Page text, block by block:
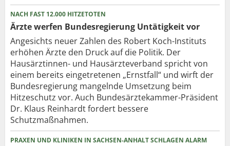
NACH FAST 12.000 HITZETOTEN
Ärzte werfen Bundesregierung Untätigkeit vor
Angesichts neuer Zahlen des Robert Koch-Instituts
erhöhen Ärzte den Druck auf die Politik. Der
Hausärztinnen- und Hausärzteverband spricht von
einem bereits eingetretenen „Ernstfall“ und wirft der
Bundesregierung mangelnde Umsetzung beim
Hitzeschutz vor. Auch Bundesärztekammer-Präsident
Dr. Klaus Reinhardt fordert bessere
Schutzmaßnahmen.
PRAXEN UND KLINIKEN IN SACHSEN-ANHALT SCHLAGEN ALARM